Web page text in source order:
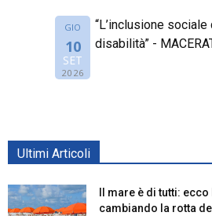
GIO
10
SET
2026
“L’inclusione
disabilità” -
Ultimi Articoli
Il mare è di tutti:
cambiando la rotta